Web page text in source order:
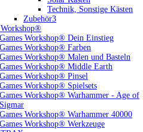
Technik, Sonstige Kästen
Zubehör3
Workshop®
Games Workshop® Dein Einstieg
Games Workshop® Farben
Games Workshop® Malen und Basteln
Games Workshop® Middle Earth
Games Workshop® Pinsel
Games Workshop® Spielsets
Games Workshop® Warhammer - Age of
Sigmar
Games Workshop® Warhammer 40000
Games Workshop® Werkzeuge